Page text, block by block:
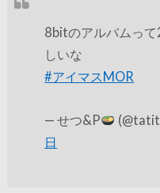
8bitのアルバムっ
しいな
#アイマスMOR
— せつ&P
日